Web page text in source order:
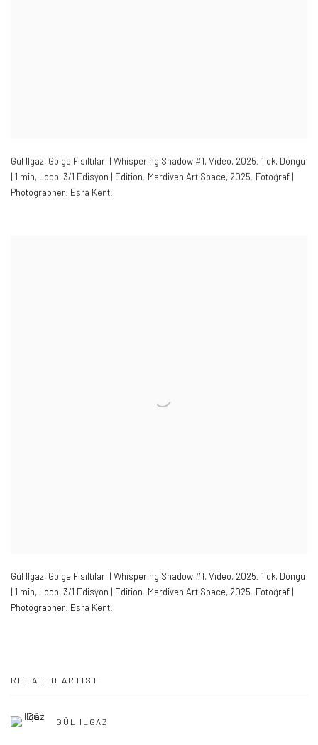
Gül Ilgaz, Gölge Fısıltıları | Whispering Shadow #1, Video, 2025. 1 dk, Döngü
| 1 min, Loop, 3/1 Edisyon | Edition. Merdiven Art Space, 2025. Fotoğraf |
Photographer: Esra Kent.
Gül Ilgaz, Gölge Fısıltıları | Whispering Shadow #1,Video, 2025. 1 dk, Döngü
| 1 min, Loop,3/1 Edisyon | Edition. Merdiven Art Space, 2025. Fotoğraf |
Photographer: Esra Kent.
RELATED ARTIST
GÜL ILGAZ